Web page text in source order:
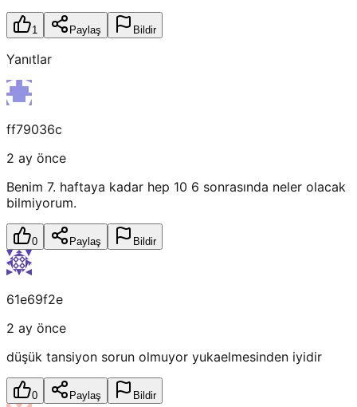
1 Paylaş Bildir
Yanıtlar
ff79036c
2 ay önce
Benim 7. haftaya kadar hep 10 6 sonrasında neler olacak
bilmiyorum.
0 Paylaş Bildir
61e69f2e
2 ay önce
düşük tansiyon sorun olmuyor yukaelmesinden iyidir
0 Paylaş Bildir